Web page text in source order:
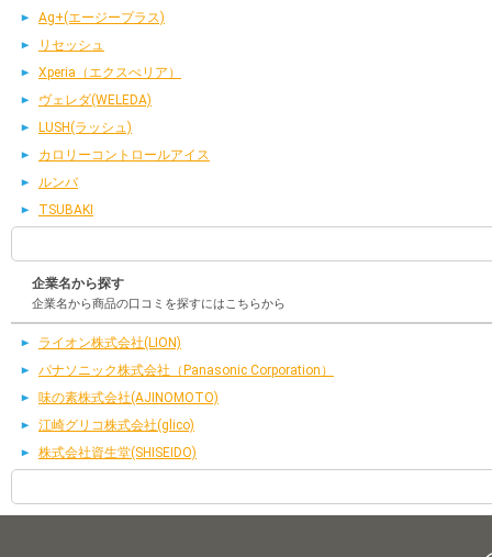
Ag+(エージープラス)
リセッシュ
Xperia（エクスぺリア）
ヴェレダ(WELEDA)
LUSH(ラッシュ)
カロリーコントロールアイス
ルンバ
TSUBAKI
企業名から探す
企業名から商品の口コミを探すにはこちらから
ライオン株式会社(LION)
パナソニック株式会社（Panasonic Corporation）
味の素株式会社(AJINOMOTO)
江崎グリコ株式会社(glico)
株式会社資生堂(SHISEIDO)